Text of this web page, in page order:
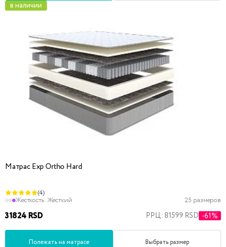
в наличии
Матрас Exp Ortho Hard
(4)
Жесткость: Жесткий 25 размеров
31824 RSD РРЦ: 81599 RSD -61%
Полежать на матрасе Выбрать размер